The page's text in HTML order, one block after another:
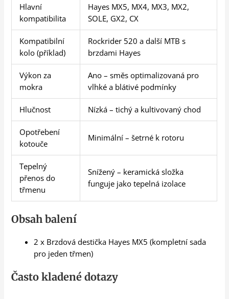
Hlavní
kompatibilita
Hayes MX5, MX4, MX3, MX2,
SOLE, GX2, CX
Kompatibilní
kolo (příklad)
Rockrider 520 a další MTB s
brzdami Hayes
Výkon za
mokra
Ano – směs optimalizovaná pro
vlhké a blátivé podmínky
Hlučnost Nízká – tichý a kultivovaný chod
Opotřebení
kotouče
Minimální – šetrné k rotoru
Tepelný
přenos do
třmenu
Snížený – keramická složka
funguje jako tepelná izolace
Obsah balení
2 x Brzdová destička Hayes MX5 (kompletní sada
pro jeden třmen)
Často kladené dotazy